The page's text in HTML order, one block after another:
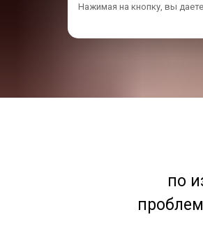
Нажимая на кнопку, вы
по